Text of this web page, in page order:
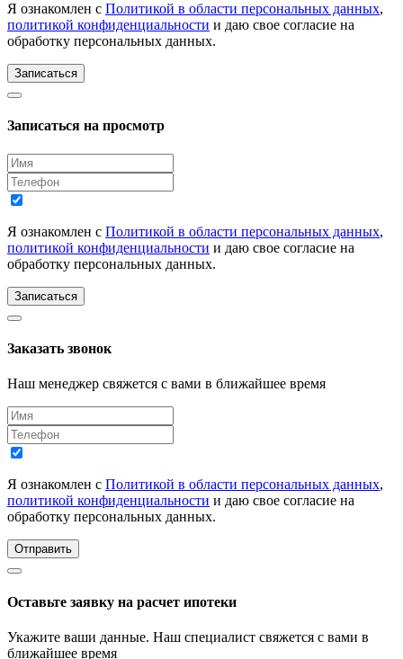
Я ознакомлен с Политикой в области персональных данных,
политикой конфиденциальности и даю свое согласие на
обработку персональных данных.
Записаться
Записаться на просмотр
Я ознакомлен с Политикой в области персональных данных,
политикой конфиденциальности и даю свое согласие на
обработку персональных данных.
Записаться
Заказать звонок
Наш менеджер свяжется с вами в ближайшее время
Я ознакомлен с Политикой в области персональных данных,
политикой конфиденциальности и даю свое согласие на
обработку персональных данных.
Отправить
Оставьте заявку на расчет ипотеки
Укажите ваши данные. Наш специалист свяжется с вами в
ближайшее время